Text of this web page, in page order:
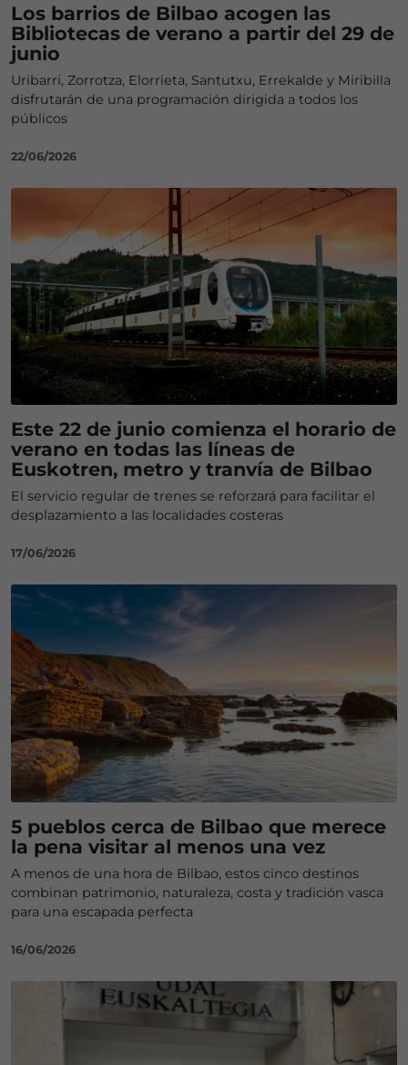
Los barrios de Bilbao acogen las
Bibliotecas de verano a partir del 29 de
junio
Uribarri, Zorrotza, Elorrieta, Santutxu, Errekalde y Miribilla
disfrutarán de una programación dirigida a todos los
públicos
22/06/2026
Este 22 de junio comienza el horario de
verano en todas las líneas de
Euskotren, metro y tranvía de Bilbao
El servicio regular de trenes se reforzará para facilitar el
desplazamiento a las localidades costeras
17/06/2026
5 pueblos cerca de Bilbao que merece
la pena visitar al menos una vez
A menos de una hora de Bilbao, estos cinco destinos
combinan patrimonio, naturaleza, costa y tradición vasca
para una escapada perfecta
16/06/2026